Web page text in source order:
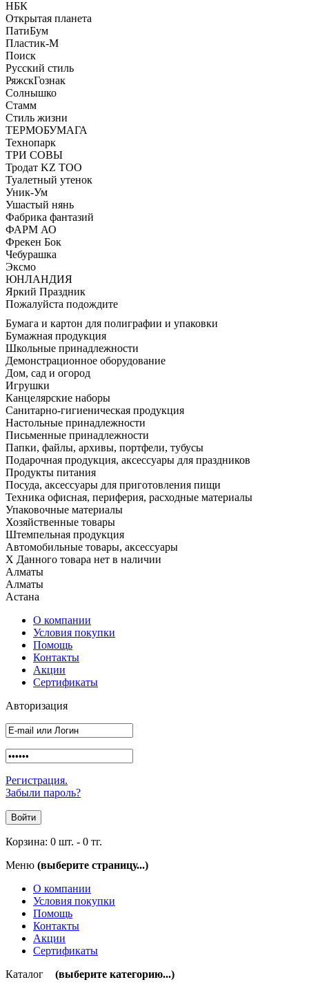
НБК
Открытая планета
ПатиБум
Пластик-М
Поиск
Русский стиль
РяжскГознак
Солнышко
Стамм
Стиль жизни
ТЕРМОБУМАГА
Технопарк
ТРИ СОВЫ
Тродат KZ ТОО
Туалетный утенок
Уник-Ум
Ушастый нянь
Фабрика фантазий
ФАРМ АО
Фрекен Бок
Чебурашка
Эксмо
ЮНЛАНДИЯ
Яркий Праздник
Пожалуйста подождите
Бумага и картон для полиграфии и упаковки
Бумажная продукция
Школьные принадлежности
Демонстрационное оборудование
Дом, сад и огород
Игрушки
Канцелярские наборы
Санитарно-гигиеническая продукция
Настольные принадлежности
Письменные принадлежности
Папки, файлы, архивы, портфели, тубусы
Подарочная продукция, аксессуары для праздников
Продукты питания
Посуда, аксессуары для приготовления пищи
Техника офисная, периферия, расходные материалы
Упаковочные материалы
Хозяйственные товары
Штемпельная продукция
Автомобильные товары, аксессуары
X Данного товара нет в наличии
Алматы
Алматы
Астана
О компании
Условия покупки
Помощь
Контакты
Акции
Сертификаты
Авторизация
Регистрация.
Забыли пароль?
Корзина: 0 шт. - 0 тг.
Меню (выберите страницу...)
О компании
Условия покупки
Помощь
Контакты
Акции
Сертификаты
Каталог
(выберите категорию...)